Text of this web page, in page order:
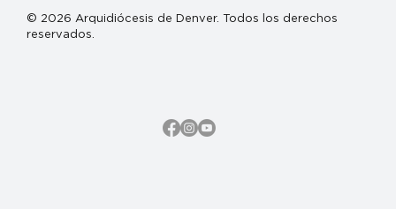
© 2026 Arquidiócesis de Denver. Todos los derechos
reservados.